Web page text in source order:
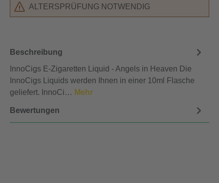
ALTERSPRÜFUNG NOTWENDIG
Beschreibung
InnoCigs E-Zigaretten Liquid - Angels in Heaven Die
InnoCigs Liquids werden Ihnen in einer 10ml Flasche
geliefert. InnoCi… Mehr
Bewertungen